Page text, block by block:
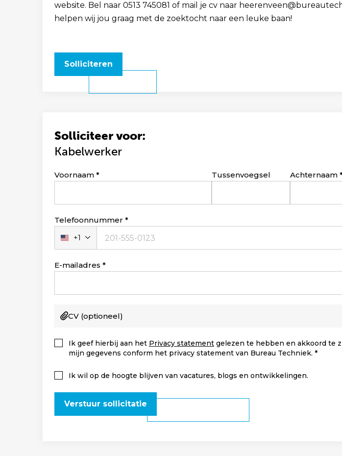
website. Bel naar 0513 745081 of mail je cv naar
helpen wij jou graag met de zoektocht naar een leuke baan!
Solliciteren
Solliciteer voor:
Kabelwerker
Leave
Voornaam Tussenvoegsel Achternaam
Telefoonnummer
Verenigde
Staten
+1
+1
E-mailadres
CV (optioneel)
Ik geef hierbij aan het Privacy statement gelezen te hebben en akkoord te
mijn gegevens conform het privacy statement van Bureau Techniek.
Ik wil op de hoogte blijven van vacatures, blogs en ontwikkelingen.
Verstuur sollicitatie